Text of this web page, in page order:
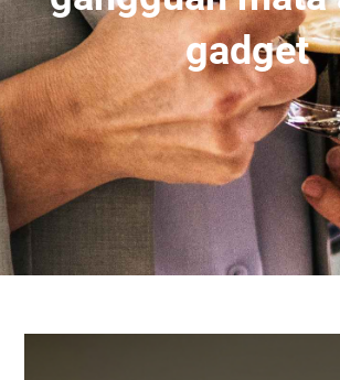
gadget